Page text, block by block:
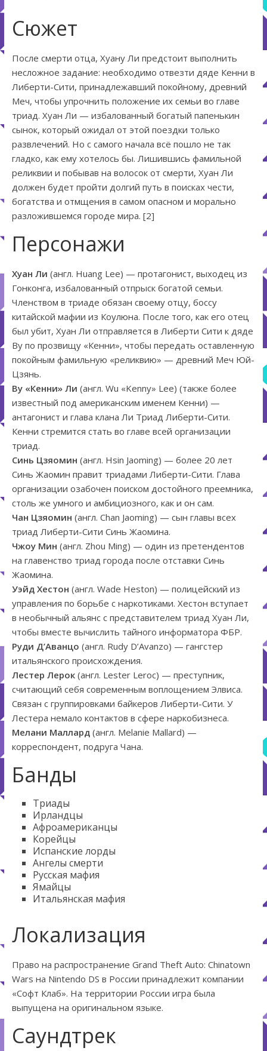
Сюжет
После смерти отца, Хуану Ли предстоит выполнить
несложное задание: необходимо отвезти дяде Кенни в
Либерти-Сити, принадлежавший покойному, древний
Меч, чтобы упрочнить положение их семьи во главе
триад. Хуан Ли — избалованный богатый папенькин
сынок, который ожидал от этой поездки только
развлечений. Но с самого начала всё пошло не так
гладко, как ему хотелось бы. Лишившись фамильной
реликвии и побывав на волосок от смерти, Хуан Ли
должен будет пройти долгий путь в поисках чести,
богатства и отмщения в самом опасном и морально
разложившемся городе мира. [2]
Персонажи
Хуан Ли (англ. Huang Lee) — протагонист, выходец из
Гонконга, избалованный отпрыск богатой семьи.
Членством в триаде обязан своему отцу, боссу
китайской мафии из Коулюна. После того, как его отец
был убит, Хуан Ли отправляется в Либерти Сити к дяде
Ву по прозвищу «Кенни», чтобы передать оставленную
покойным фамильную «реликвию» — древний Меч Юй-
Цзянь.
Ву «Кенни» Ли (англ. Wu «Kenny» Lee) (также более
известный под американским именем Кенни) —
антагонист и глава клана Ли Триад Либерти-Сити.
Кенни стремится стать во главе всей организации
триад.
Синь Цзяомин (англ. Hsin Jaoming) — более 20 лет
Синь Жаомин правит триадами Либерти-Сити. Глава
организации озабочен поиском достойного преемника,
столь же умного и амбициозного, как и он сам.
Чан Цзяомин (англ. Chan Jaoming) — сын главы всех
триад Либерти-Сити Синь Жаомина.
Чжоу Мин (англ. Zhou Ming) — один из претендентов
на главенство триад города после отставки Синь
Жаомина.
Уэйд Хестон (англ. Wade Heston) — полицейский из
управления по борьбе с наркотиками. Хестон вступает
в необычный альянс с представителем триад Хуан Ли,
чтобы вместе вычислить тайного информатора ФБР.
Руди Д’Аванцо (англ. Rudy D’Avanzo) — гангстер
итальянского происхождения.
Лестер Лерок(англ. Lester Leroc) — преступник,
считающий себя современным воплощением Элвиса.
Связан с группировками байкеров Либерти-Сити. У
Лестера немало контактов в сфере наркобизнеса.
Мелани Маллард(англ. Melanie Mallard) —
корреспондент, подруга Чана.
Банды
Триады
Ирландцы
Афроамериканцы
Корейцы
Испанские лорды
Ангелы смерти
Русская мафия
Ямайцы
Итальянская мафия
Локализация
Право на распространение Grand Theft Auto: Chinatown
Wars на Nintendo DS в России принадлежит компании
«Софт Клаб». На территории России игра была
выпущена на оригинальном языке.
Саундтрек